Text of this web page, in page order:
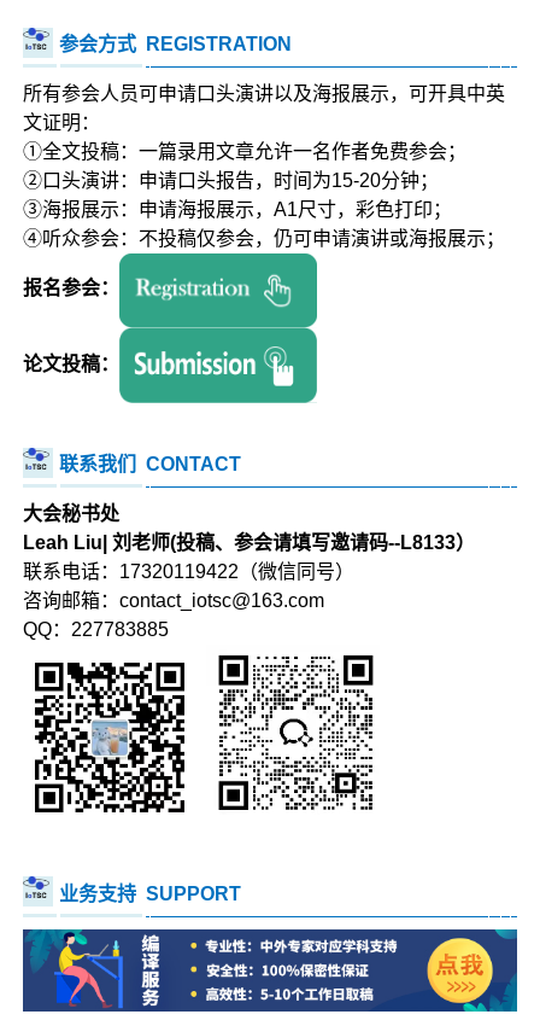
参会方式 REGISTRATION
所有参会人员可申请口头演讲以及海报展示，可开具中英
文证明：
①全文投稿：一篇录用文章允许一名作者免费参会；
②口头演讲：申请口头报告，时间为15-20分钟；
③海报展示：申请海报展示，A1尺寸，彩色打印；
④听众参会：不投稿仅参会，仍可申请演讲或海报展示；
报名参会：
论文投稿：
联系我们 CONTACT
大会秘书处
Leah Liu| 刘老师(投稿、参会请填写邀请码--L8133）
联系电话：17320119422（微信同号）
咨询邮箱：contact_iotsc@163.com
QQ：227783885
业务支持 SUPPORT